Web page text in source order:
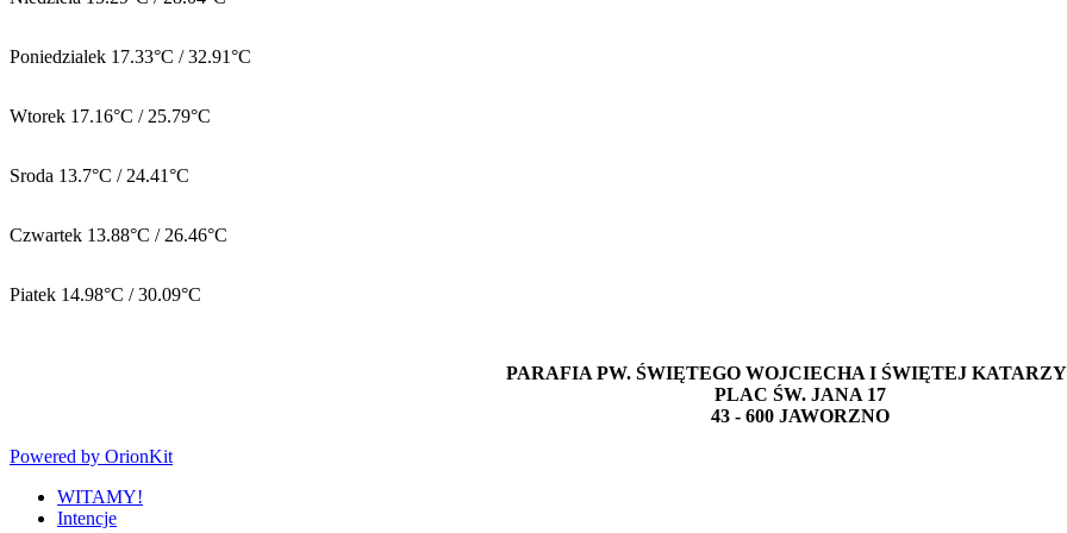
Poniedzialek 17.33°C / 32.91°C
Wtorek 17.16°C / 25.79°C
Sroda 13.7°C / 24.41°C
Czwartek 13.88°C / 26.46°C
Piatek 14.98°C / 30.09°C
PARAFIA PW. ŚWIĘTEGO WOJCIECHA I ŚWIĘTEJ
PLAC ŚW. JANA 17
43 - 600 JAWORZNO
Powered by OrionKit
WITAMY!
Intencje